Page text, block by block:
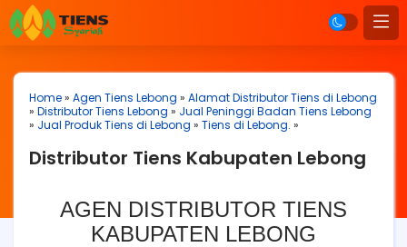
Home» Agen Tiens Lebong » Alamat Distributor Tiens di Lebong
» Distributor Tiens Lebong » Jual Peninggi Badan Tiens Lebong
» Jual Produk Tiens di Lebong » Tiens di Lebong. »
Distributor Tiens Kabupaten Lebong
AGEN DISTRIBUTOR TIENS
KABUPATEN LEBONG